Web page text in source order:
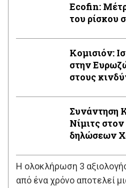
Ecofin:
του ρίσκου
Κομισιόν:
στην
στους
Συνάντηση
Νίμιτς στον απόηχο των
δηλώσεων
Η ολοκλήρωση 3
από ένα χρόνο αποτελεί